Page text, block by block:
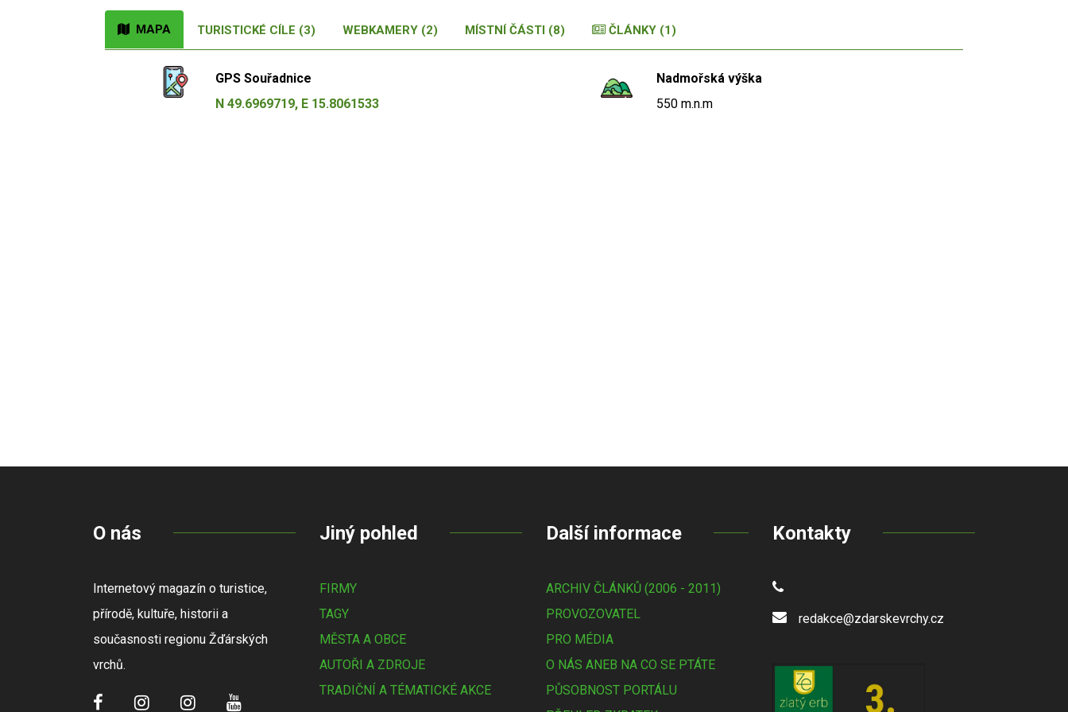
MAPA TURISTICKÉ CÍLE (3) WEBKAMERY (2) MÍSTNÍ ČÁSTI (8) ČLÁNKY (1)
GPS Souřadnice
N 49.6969719, E 15.8061533
Nadmořská výška
550 m.n.m
O nás
Internetový magazín o turistice,
přírodě, kultuře, historii a
současnosti regionu Žďárských
vrchů.
Jiný pohled
FIRMY
TAGY
MĚSTA A OBCE
AUTOŘI A ZDROJE
TRADIČNÍ A TÉMATICKÉ AKCE
Další informace
ARCHIV ČLÁNKŮ (2006 - 2011)
PROVOZOVATEL
PRO MÉDIA
O NÁS ANEB NA CO SE PTÁTE
PŮSOBNOST PORTÁLU
Kontakty
redakce@zdarskevrchy.cz